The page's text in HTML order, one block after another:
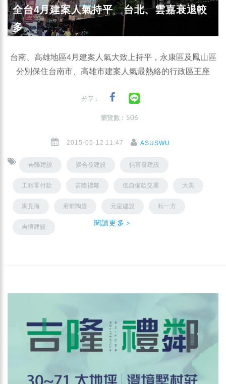
全台4月建案人氣持平 台北、雲嘉衰退較
多
台南、高雄地區4月建案人氣大致上持平，永康區及鳳山區
分別保住台南市、高雄市建案人氣最熱絡的行政區王座
分享：
瀏覽數 : 506
2015-05-12 11:47 ASUSWU
吉隆建設 聚合發建設 信富發建設
工程零付款 吉隆禮鄰 低自備款交屋 大美
寓見海 府前陶喜 元皇建設 耘一方
吉恆建設 閱讀更多＞